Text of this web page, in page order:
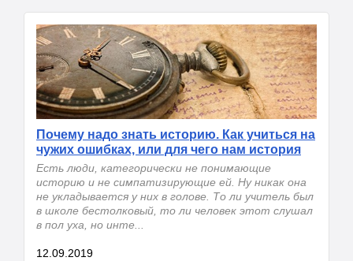
Почему надо знать историю. ​Как учиться на
чужих ошибках, или для чего нам история
Есть люди, категорически не понимающие
историю и не симпатизирующие ей. Ну никак она
не укладывается у них в голове. То ли учитель был
в школе бестолковый, то ли человек этот слушал
в пол уха, но инте...
12.09.2019